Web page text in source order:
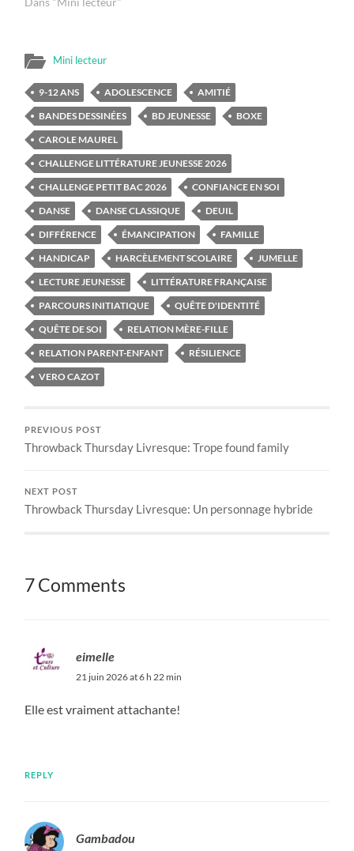
Mini lecteur
9-12 ANS ADOLESCENCE
AMITIÉ
BANDES DESSINÉES
BD JEUNESSE
BOXE
CAROLE MAUREL
CHALLENGE LITTÉRATURE JEUNESSE 2026
CHALLENGE PETIT BAC 2026
CONFIANCE EN SOI
DANSE
DANSE CLASSIQUE
DEUIL
DIFFÉRENCE
ÉMANCIPATION
FAMILLE
HANDICAP
HARCÈLEMENT SCOLAIRE
JUMELLE
LECTURE JEUNESSE
LITTÉRATURE FRANÇAISE
PARCOURS INITIATIQUE
QUÊTE D'IDENTITÉ
QUÊTE DE SOI
RELATION MÈRE-FILLE
RELATION PARENT-ENFANT
RÉSILIENCE
VERO CAZOT
PREVIOUS POST
Throwback Thursday Livresque: Trope found family
NEXT POST
Throwback Thursday Livresque: Un personnage hybride
7 Comments
eimelle
21 juin 2026 at 6 h 22 min
Elle est vraiment attachante!
REPLY
Gambadou